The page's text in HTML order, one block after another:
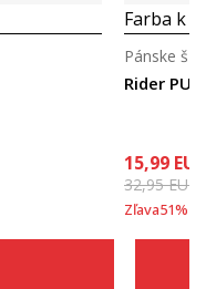
Farba k
Rider
Pánske
15,99 EUR
32,95EUR
Zľava51%